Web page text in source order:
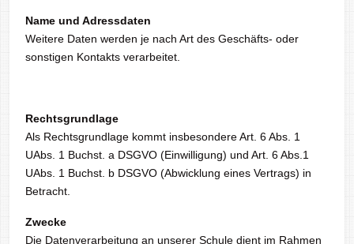
Name und Adressdaten
Weitere Daten werden je nach Art des Geschäfts- oder
sonstigen Kontakts verarbeitet.
Rechtsgrundlage
Als Rechtsgrundlage kommt insbesondere Art. 6 Abs. 1
UAbs. 1 Buchst. a DSGVO (Einwilligung) und Art. 6 Abs.1
UAbs. 1 Buchst. b DSGVO (Abwicklung eines Vertrags) in
Betracht.
Zwecke
Die Datenverarbeitung an unserer Schule dient im Rahmen